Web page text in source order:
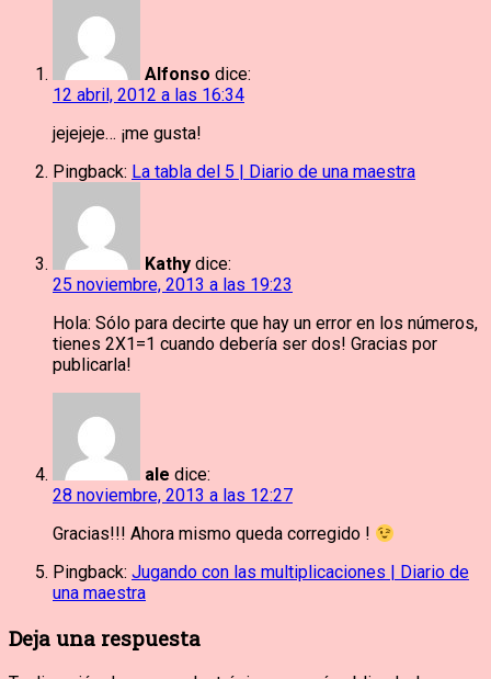
Alfonso dice:
12 abril, 2012 a las 16:34
jejejeje… ¡me gusta!
Pingback: La tabla del 5 | Diario de una maestra
Kathy dice:
25 noviembre, 2013 a las 19:23
Hola: Sólo para decirte que hay un error en los números,
tienes 2X1=1 cuando debería ser dos! Gracias por
publicarla!
ale dice:
28 noviembre, 2013 a las 12:27
Gracias!!! Ahora mismo queda corregido !
Pingback: Jugando con las multiplicaciones | Diario de
una maestra
Deja una respuesta